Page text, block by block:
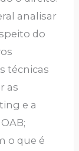
analisar
do
técnicas
as
e a
o que é